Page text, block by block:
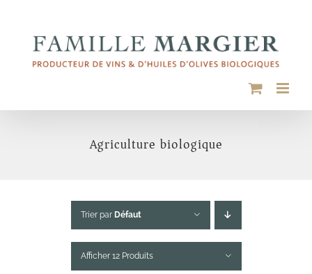
contenu
Agriculture biologique
Trier par Défaut
Afficher 12 Produits